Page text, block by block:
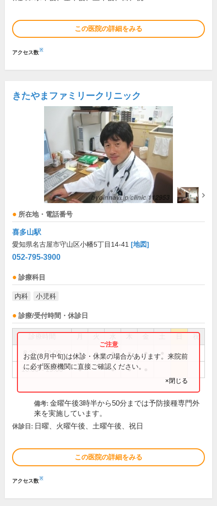
この医院の詳細をみる
アクセス数※
きたやまファミリークリニック
所在地・電話番号
喜多山駅
愛知県名古屋市守山区小幡5丁目14-41 [地図]
052-795-3900
診療科目
内科 小児科
診療/受付時間・休診日
祝
8:30～12:00 ● ● ● ● ●
16:00～19:00 ● ● ●
お盆(8月中旬)は休診・休業の場合があります。来院前
に必ず医療機関に直接ご確認ください。
×閉じる
備考: 金曜午後3時半から50分までは予防接種専門外
来を実施しています。
休診日: 日曜、火曜午後、土曜午後、祝日
この医院の詳細をみる
アクセス数※